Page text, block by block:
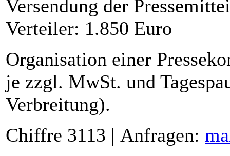
Versendung der
Verteiler: 1.850 Euro
Organisation einer
je zzgl. MwSt. und
Verbreitung).
Chiffre 3113 | Anfragen: